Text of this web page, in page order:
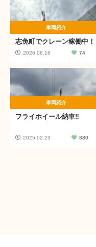
車両紹介
志免町でクレーン稼働中！
2026.06.16 74
車両紹介
フライホイール納車‼
2025.02.23 880